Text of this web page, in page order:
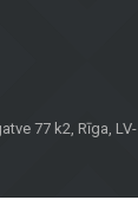
77 k2, Rīga, LV-